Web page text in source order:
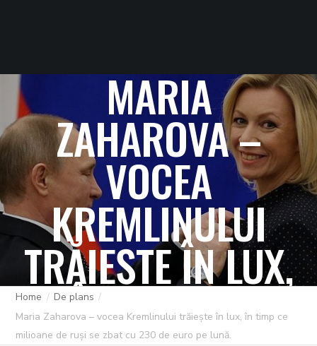
MARIA
ZAHAROVA –
VOCEA
KREMLINULUI
TRĂIEȘTE ÎN LUX,
ÎN TIMP CE
Home
De plans
Maria Zaharova – vocea Kremlinului trăiește în lux, în timp ce
milioane de ruși se zbat cu 230 de euro pe lună.